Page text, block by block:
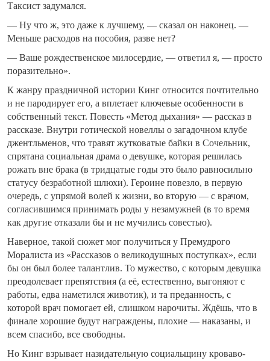
Таксист задумался.
— Ну что ж, это даже к лучшему, — сказал он наконец. —
Меньше расходов на пособия, разве нет?
— Ваше рождественское милосердие, — ответил я, — просто
поразительно».
К жанру праздничной истории Кинг относится почтительно
и не пародирует его, а вплетает ключевые особенности в
собственный текст. Повесть «Метод дыхания» — рассказ в
рассказе. Внутри готической новеллы о загадочном клубе
джентльменов, что травят жутковатые байки в Сочельник,
спрятана социальная драма о девушке, которая решилась
рожать вне брака (в тридцатые годы это было равносильно
статусу безработной шлюхи). Героине повезло, в первую
очередь, с упрямой волей к жизни, во вторую — с врачом,
согласившимся принимать роды у незамужней (в то время
как другие отказали бы и не мучились совестью).
Наверное, такой сюжет мог получиться у Премудрого
Моралиста из «Рассказов о великодушных поступках», если
бы он был более талантлив. То мужество, с которым девушка
преодолевает препятствия (а её, естественно, выгоняют с
работы, едва наметился животик), и та преданность, с
которой врач помогает ей, слишком нарочиты. Ждёшь, что в
финале хорошие будут награждены, плохие — наказаны, и
всем спасибо, все свободны.
Но Кинг взрывает назидательную социальщину кроваво-